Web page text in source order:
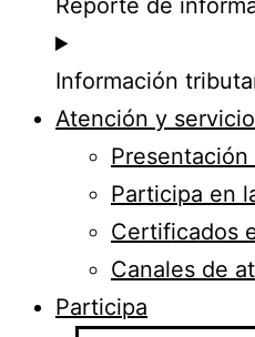
Reporte de
Información
Atención y
Participa en
Certificados
Canales de
Participa